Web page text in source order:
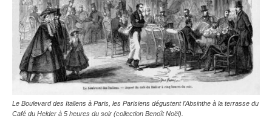
Le Boulevard des Italiens à Paris, les Parisiens dégustent l’Absinthe à la terrasse du
Café du Helder à 5 heures du soir (collection Benoît Noël).